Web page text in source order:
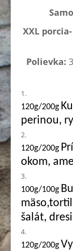
XXL
Polievka:
120g/200g
perinou,
120g/200g
okom,
100g/100g
šalát,
120g/200g